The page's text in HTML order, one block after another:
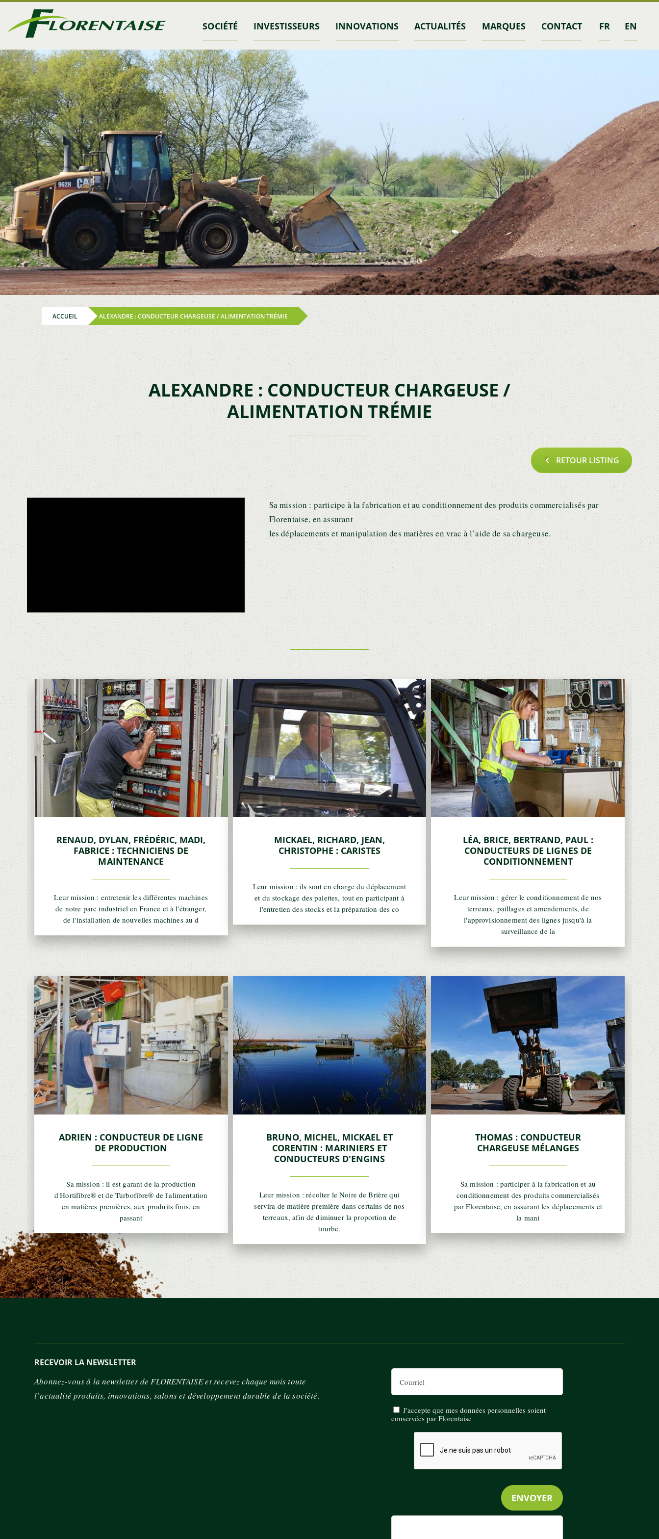
main
SOCIÉTÉ INVESTISSEURS INNOVATIONS ACTUALITÉS MARQUES CONTACT FR EN
ACCUEIL ALEXANDRE : CONDUCTEUR CHARGEUSE / ALIMENTATION TRÉMIE
ALEXANDRE : CONDUCTEUR CHARGEUSE /
ALIMENTATION TRÉMIE
RETOUR LISTING
Sa mission : participe à la fabrication et au conditionnement des produits commercialisés par
Florentaise, en assurant
les déplacements et manipulation des matières en vrac à l’aide de sa chargeuse.
RENAUD, DYLAN, FRÉDÉRIC, MADI,
FABRICE : TECHNICIENS DE
MAINTENANCE
Leur mission : entretenir les différentes machines
de notre parc industriel en France et à l'étranger,
de l'installation de nouvelles machines au d
MICKAEL, RICHARD, JEAN,
CHRISTOPHE : CARISTES
Leur mission : ils sont en charge du déplacement
et du stockage des palettes, tout en participant à
l'entretien des stocks et la préparation des co
LÉA, BRICE, BERTRAND, PAUL :
CONDUCTEURS DE LIGNES DE
CONDITIONNEMENT
Leur mission : gérer le conditionnement de nos
terreaux, paillages et amendements, de
l'approvisionnement des lignes jusqu'à la
surveillance de la
ADRIEN : CONDUCTEUR DE LIGNE
DE PRODUCTION
Sa mission : il est garant de la production
d'Hortifibre® et de Turbofibre® de l'alimentation
en matières premières, aux produits finis, en
passant
BRUNO, MICHEL, MICKAEL ET
CORENTIN : MARINIERS ET
CONDUCTEURS D'ENGINS
Leur mission : récolter le Noire de Brière qui
servira de matière première dans certains de nos
terreaux, afin de diminuer la proportion de
tourbe.
THOMAS : CONDUCTEUR
CHARGEUSE MÉLANGES
Sa mission : participer à la fabrication et au
conditionnement des produits commercialisés
par Florentaise, en assurant les déplacements et
la mani
RECEVOIR LA NEWSLETTER
Abonnez-vous à la newsletter de FLORENTAISE et recevez chaque mois toute
l’actualité produits, innovations, salons et développement durable de la société.
Email
J'accepte que mes données personnelles soient
conservées par Florentaise